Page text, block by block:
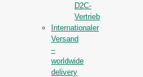
D2C-
Vertrieb
Internationaler
Versand
–
worldwide
delivery